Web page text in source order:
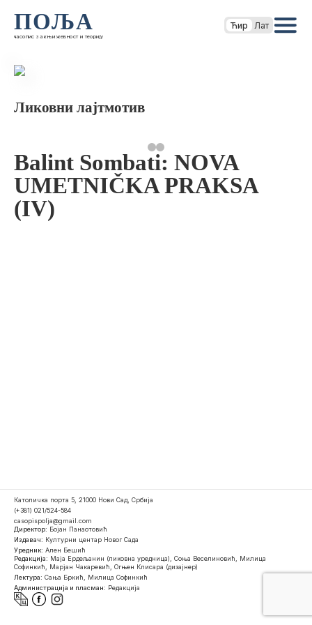
ПОЉА
часопис за књижевност и теорију
Ћир Лат
Ликовни лајтмотив
Balint Sombati: NOVA
UMETNIČKA PRAKSA
(IV)
Католичка порта 5, 21000 Нови Сад, Србија
(+381) 021/524-584
casopispolja@gmail.com
Директор: Бојан Панаотовић
Издавач: Културни центар Новог Сада
Уредник: Ален Бешић
Редакција: Маја Ердељанин (ликовна уредница), Соња Веселиновић, Милица
Софинкић, Марјан Чакаревић, Огњен Клисара (дизајнер)
Лектура: Сања Бркић, Милица Софинкић
Администрација и пласман: Редакција